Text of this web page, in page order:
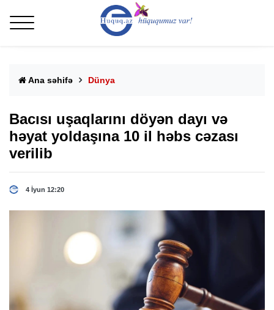
Ana səhifə Dünya
Bacısı uşaqlarını döyən dayı və
həyat yoldaşına 10 il həbs cəzası
verilib
4 İyun 12:20